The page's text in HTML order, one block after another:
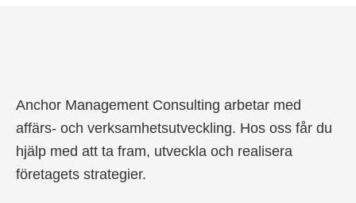
Anchor Management Consulting arbetar med
affärs- och verksamhetsutveckling. Hos oss får du
hjälp med att ta fram, utveckla och realisera
företagets strategier.